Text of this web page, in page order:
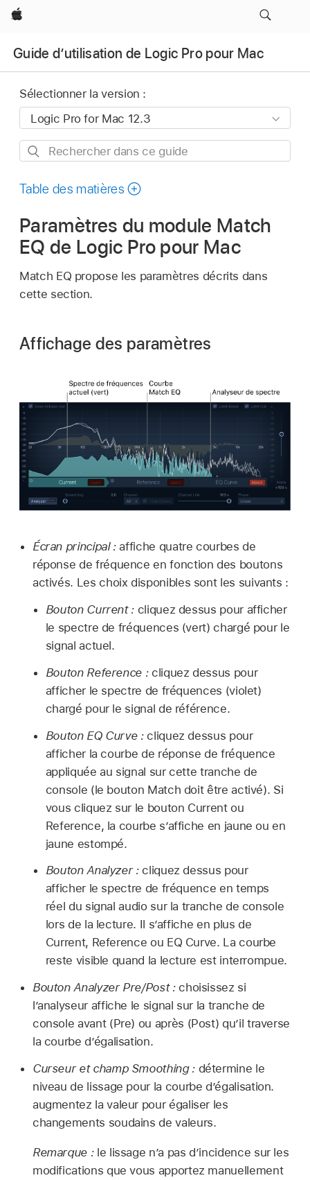
Apple
Guide d’utilisation de Logic Pro pour Mac
Sélectionner la version :
Rechercher
ce
Table des matières
Paramètres du module Match
EQ de Logic Pro pour Mac
Match EQ propose les paramètres décrits dans
cette section.
Affichage des paramètres
Écran principal :affiche quatre courbes de
réponse de fréquence en fonction des boutons
activés. Les choix disponibles sont les suivants :
Bouton Current : cliquez dessus pour afficher
le spectre de fréquences (vert) chargé pour le
signal actuel.
Bouton Reference :cliquez dessus pour
afficher le spectre de fréquences (violet)
chargé pour le signal de référence.
Bouton EQ Curve :cliquez dessus pour
afficher la courbe de réponse de fréquence
appliquée au signal sur cette tranche de
console (le bouton Match doit être activé). Si
vous cliquez sur le bouton Current ou
Reference, la courbe s’affiche en jaune ou en
jaune estompé.
Bouton Analyzer :cliquez dessus pour
afficher le spectre de fréquence en temps
réel du signal audio sur la tranche de console
lors de la lecture. Il s’affiche en plus de
Current, Reference ou EQ Curve. La courbe
reste visible quand la lecture est interrompue.
Bouton Analyzer Pre/Post :choisissez si
l’analyseur affiche le signal sur la tranche de
console avant (Pre) ou après (Post) qu’il traverse
la courbe d’égalisation.
Curseur et champ Smoothing :détermine le
niveau de lissage pour la courbe d’égalisation.
augmentez la valeur pour égaliser les
changements soudains de valeurs.
Remarque : le lissage n’a pas d’incidence sur les
modifications que vous apportez manuellement